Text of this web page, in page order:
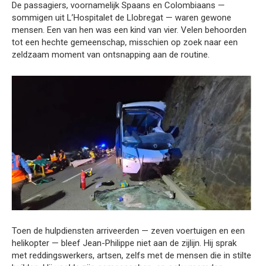
De passagiers, voornamelijk Spaans en Colombiaans —
sommigen uit L’Hospitalet de Llobregat — waren gewone
mensen. Een van hen was een kind van vier. Velen behoorden
tot een hechte gemeenschap, misschien op zoek naar een
zeldzaam moment van ontsnapping aan de routine.
Toen de hulpdiensten arriveerden — zeven voertuigen en een
helikopter — bleef Jean-Philippe niet aan de zijlijn. Hij sprak
met reddingswerkers, artsen, zelfs met de mensen die in stilte